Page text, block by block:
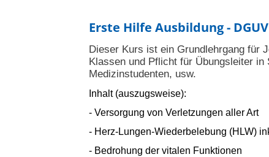
Erste Hilfe Ausbildung - DGUV
Dieser Kurs ist ein Grundlehrgang für
Klassen und Pflicht für Übungsleiter
Medizinstudenten, usw.
Inhalt (auszugsweise):
- Versorgung von Verletzungen aller Art
- Herz-Lungen-Wiederbelebung (HLW)
- Bedrohung der vitalen Funktionen